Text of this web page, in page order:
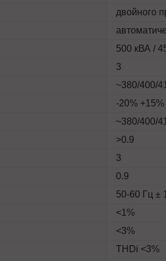
двойного
500 кВА /
3
~380/400/
-20%
~380/400/
>0.9
3
0.9
50-60 Гц ±
<1%
<3%
THDi <3%